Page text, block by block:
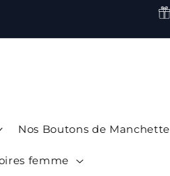
Nos Boutons de Manchette
femme